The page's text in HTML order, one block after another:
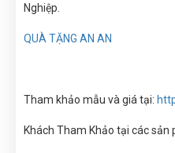
Nghiệp.
QUÀ TẶNG AN AN
Tham khảo mẫu và giá tại:
Khách Tham Khảo tại các sản